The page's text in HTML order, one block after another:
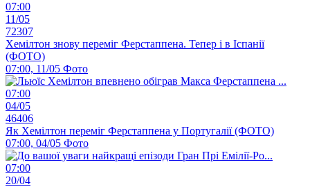
07:00
11/05
72307
Хемілтон знову переміг Ферстаппена. Тепер і в Іспанії
(ФОТО)
07:00, 11/05 Фото
07:00
04/05
46406
Як Хемілтон переміг Ферстаппена у Португалії (ФОТО)
07:00, 04/05 Фото
07:00
20/04